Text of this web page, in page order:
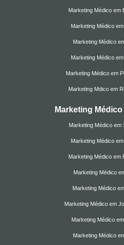
Marketing Médico em
Marketing Médico
Marketing Médico
Marketing Médico
Marketing Médico em
Marketing Mdico em
Marketing
Marketing Médico em
Marketing Médico
Marketing Médico em
Marketing Médico
Marketing Médico
Marketing Médico em
Marketing Médico
Marketing Médico